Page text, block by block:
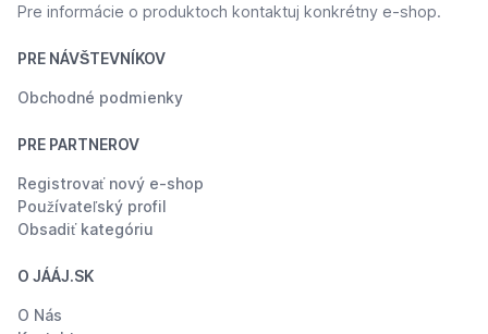
Pre informácie o produktoch kontaktuj konkrétny e-shop.
PRE NÁVŠTEVNÍKOV
Obchodné podmienky
PRE PARTNEROV
Registrovať nový e-shop
Používateľský profil
Obsadiť kategóriu
O JÁÁJ.SK
O Nás